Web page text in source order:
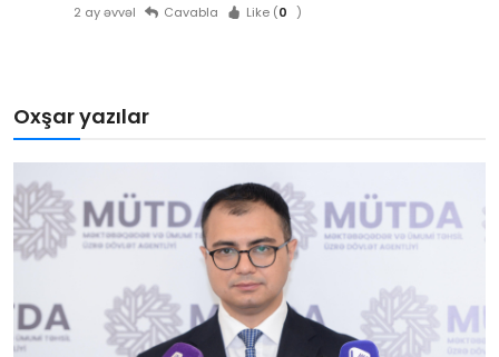
2 ay əvvəl Cavabla Like (0 )
Oxşar yazılar